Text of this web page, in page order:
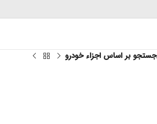
جستجو بر اساس اجزاء خودرو